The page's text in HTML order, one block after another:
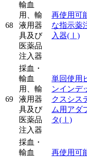
68
輸血
用、輸
液用器
具及び
医薬品
注入器
再使用可
な指示薬
入器(Ⅰ)
69
採血・
輸血
用、輸
液用器
具及び
医薬品
注入器
単回使用
ンインデ
クスシス
ム用アダ
タ(Ⅰ)
採血・
輸血
再使用可